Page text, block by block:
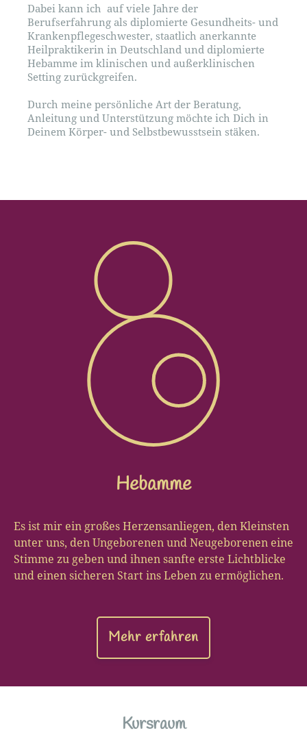
Dabei kann ich auf viele Jahre der
Berufserfahrung als diplomierte Gesundheits- und
Krankenpflegeschwester, staatlich anerkannte
Heilpraktikerin in Deutschland und diplomierte
Hebamme im klinischen und außerklinischen
Setting zurückgreifen.
Durch meine persönliche Art der Beratung,
Anleitung und Unterstützung möchte ich Dich in
Deinem Körper- und Selbstbewusstsein stäken.
Hebamme
Es ist mir ein großes Herzensanliegen, den Kleinsten
unter uns, den Ungeborenen und Neugeborenen eine
Stimme zu geben und ihnen sanfte erste Lichtblicke
und einen sicheren Start ins Leben zu ermöglichen.
Mehr erfahren
Kursraum